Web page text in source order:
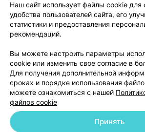
Вакансии
Партнеры
Написать руководителю
Обработка персональных
© 2026 ООО «Артокс Лаб», УНП 191700409 |
Наш сайт использует файлы cookie для
удобства пользователей сайта, его
статистики и предоставления
рекомендаций.
Вы можете настроить параметры
cookie или изменить свое согласие в
Для получения дополнительной
сроках и порядке использования
можете ознакомиться с нашей
файлов cookie
Принять